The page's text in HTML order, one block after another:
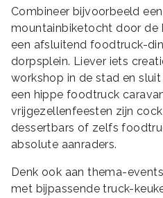
Combineer bijvoorbeeld
mountainbiketocht door de
een afsluitend foodtruck-
dorpsplein. Liever iets
workshop in de stad en
een hippe foodtruck
vrijgezellenfeesten zijn
dessertbars of zelfs
absolute aanraders.
Denk ook aan thema-
met bijpassende truck-